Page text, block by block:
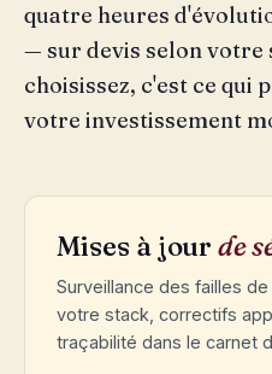
quatre heures
— sur devis selon votre
choisissez, c'est ce qui
votre investissement
Mises à jourde
Surveillance des failles
votre stack, correctifs
traçabilité dans le carnet